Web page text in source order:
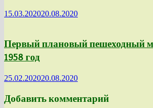
15.03.202020.08.2020
Первый плановый пешеходный
1958 год
25.02.202020.08.2020
Добавить комментарий